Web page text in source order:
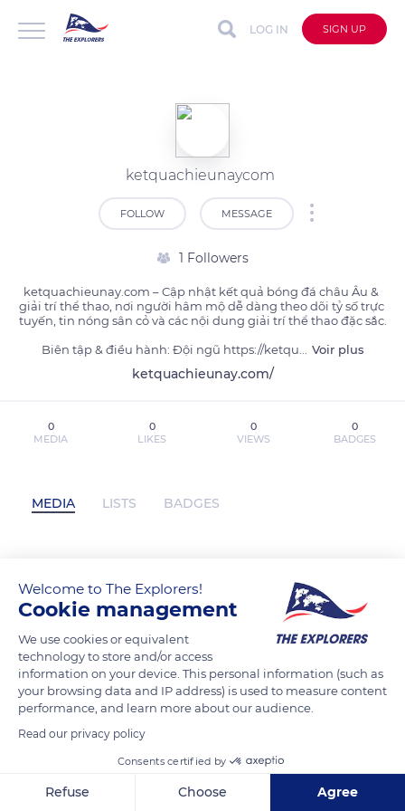
LOG IN SIGN UP
ketquachieunaycom
FOLLOW MESSAGE
1 Followers
ketquachieunay.com – Cập nhật kết quả bóng đá châu Âu &
giải trí thể thao, nơi người hâm mộ dễ dàng theo dõi tỷ số trực
tuyến, tin nóng sân cỏ và các nội dung giải trí thể thao đặc sắc.
Biên tập & điều hành: Đội ngũ https://ketqu
Voir plus
ketquachieunay.com/
0
MEDIA
0
LIKES
0
VIEWS
0
BADGES
MEDIA LISTS BADGES
ketquachieunaycom has not posted any
content yet
Welcome to The Explorers!
Cookie management
We use cookies or equivalent
technology to store and/or access
information on your device. This personal information (such as
your browsing data and IP address) is used to measure content
performance, and learn more about our audience.
Read our privacy policy
Consents certified by
Refuse Choose Agree